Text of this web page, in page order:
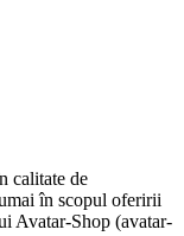
calitate de
în scopul oferirii
Avatar-Shop (avatar-